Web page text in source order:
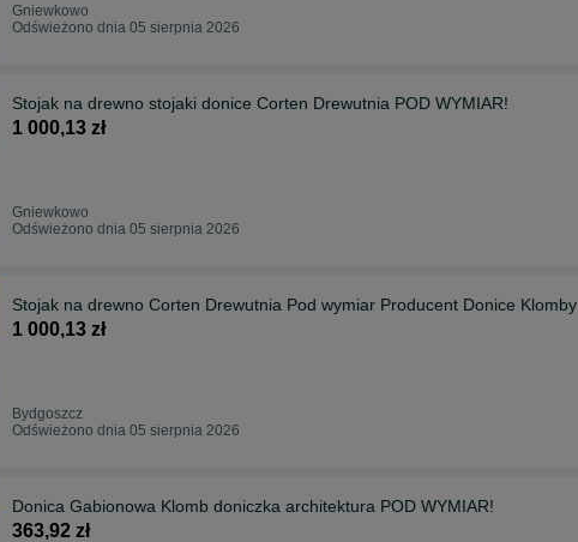
Gniewkowo
Odświeżono dnia 05 sierpnia 2026
Stojak na drewno stojaki donice Corten Drewutnia POD WYMIAR!
1 000,13 zł
Gniewkowo
Odświeżono dnia 05 sierpnia 2026
Stojak na drewno Corten Drewutnia Pod wymiar Producent Donice Klomby
1 000,13 zł
Bydgoszcz
Odświeżono dnia 05 sierpnia 2026
Donica Gabionowa Klomb doniczka architektura POD WYMIAR!
363,92 zł